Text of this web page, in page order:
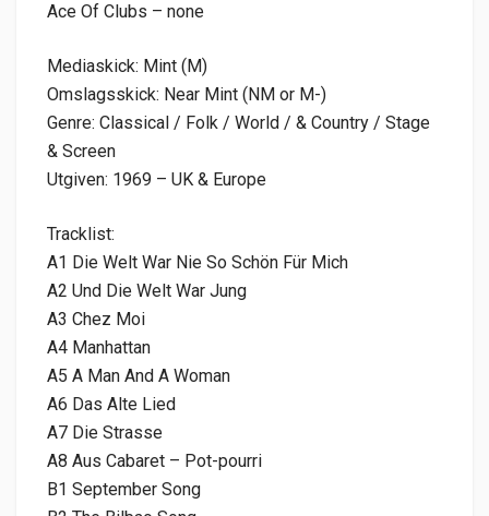
Ace Of Clubs – none
Mediaskick: Mint (M)
Omslagsskick: Near Mint (NM or M-)
Genre: Classical / Folk / World / & Country / Stage
& Screen
Utgiven: 1969 – UK & Europe
Tracklist:
A1 Die Welt War Nie So Schön Für Mich
A2 Und Die Welt War Jung
A3 Chez Moi
A4 Manhattan
A5 A Man And A Woman
A6 Das Alte Lied
A7 Die Strasse
A8 Aus Cabaret – Pot-pourri
B1 September Song